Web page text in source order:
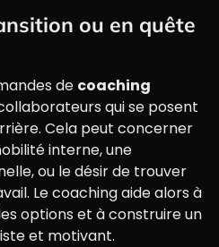
ou en quête
de coaching
qui se posent
Cela peut concerner
interne, une
ou le désir de trouver
Le coaching aide alors à
options et à construire un
et motivant.